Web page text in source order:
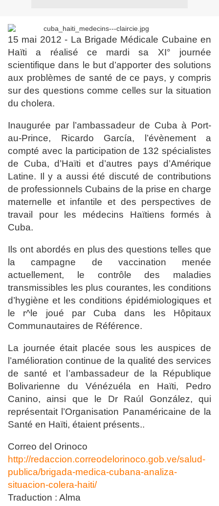
15 mai 2012 - La Brigade Médicale Cubaine en
Haïti a réalisé ce mardi sa XI° journée
scientifique dans le but d’apporter des solutions
aux problèmes de santé de ce pays, y compris
sur des questions comme celles sur la situation
du cholera.
Inaugurée par l’ambassadeur de Cuba à Port-
au-Prince, Ricardo García, l’évènement a
compté avec la participation de 132 spécialistes
de Cuba, d’Haïti et d’autres pays d’Amérique
Latine. Il y a aussi été discuté de contributions
de professionnels Cubains de la prise en charge
maternelle et infantile et des perspectives de
travail pour les médecins Haïtiens formés à
Cuba.
Ils ont abordés en plus des questions telles que
la campagne de vaccination menée
actuellement, le contrôle des maladies
transmissibles les plus courantes, les conditions
d’hygiène et les conditions épidémiologiques et
le r^le joué par Cuba dans les Hôpitaux
Communautaires de Référence.
La journée était placée sous les auspices de
l’amélioration continue de la qualité des services
de santé et l’ambassadeur de la République
Bolivarienne du Vénézuéla en Haïti, Pedro
Canino, ainsi que le Dr Raúl González, qui
représentait l’Organisation Panaméricaine de la
Santé en Haïti, étaient présents..
Correo del Orinoco
http://redaccion.correodelorinoco.gob.ve/salud-
publica/brigada-medica-cubana-analiza-
situacion-colera-haiti/
Traduction : Alma